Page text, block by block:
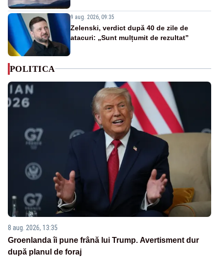
9 aug. 2026, 09:35
Zelenski, verdict după 40 de zile de
atacuri: „Sunt mulțumit de rezultat”
POLITICA
8 aug. 2026, 13:35
Groenlanda îi pune frână lui Trump. Avertisment dur
după planul de foraj